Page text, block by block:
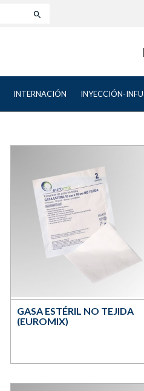
INTERNACIÓN INYECCIÓN-
GASA ESTÉRIL NO TEJIDA
(EUROMIX)